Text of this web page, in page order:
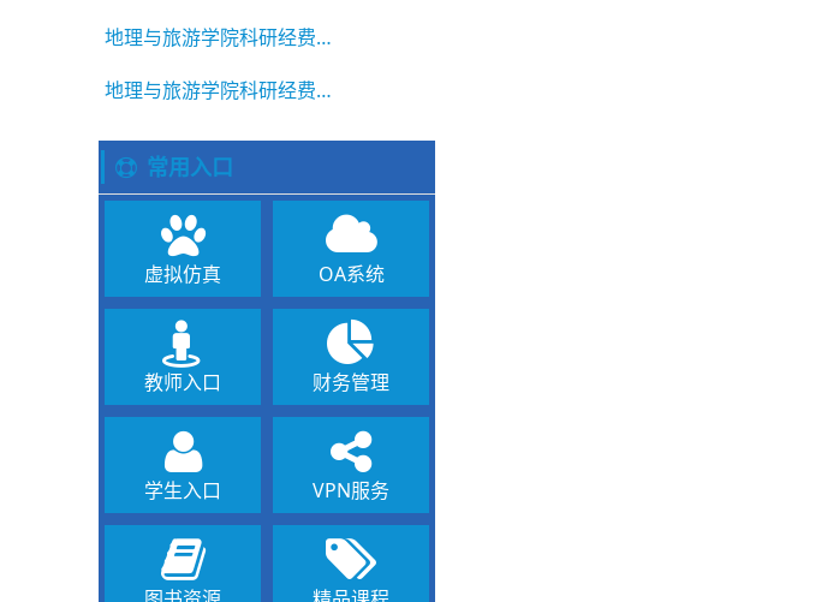
地理与旅游学院科研经费绩效公示
地理与旅游学院科研经费绩效公示
常用入口
虚拟仿真 OA系统
教师入口 财务管理
学生入口 VPN服务